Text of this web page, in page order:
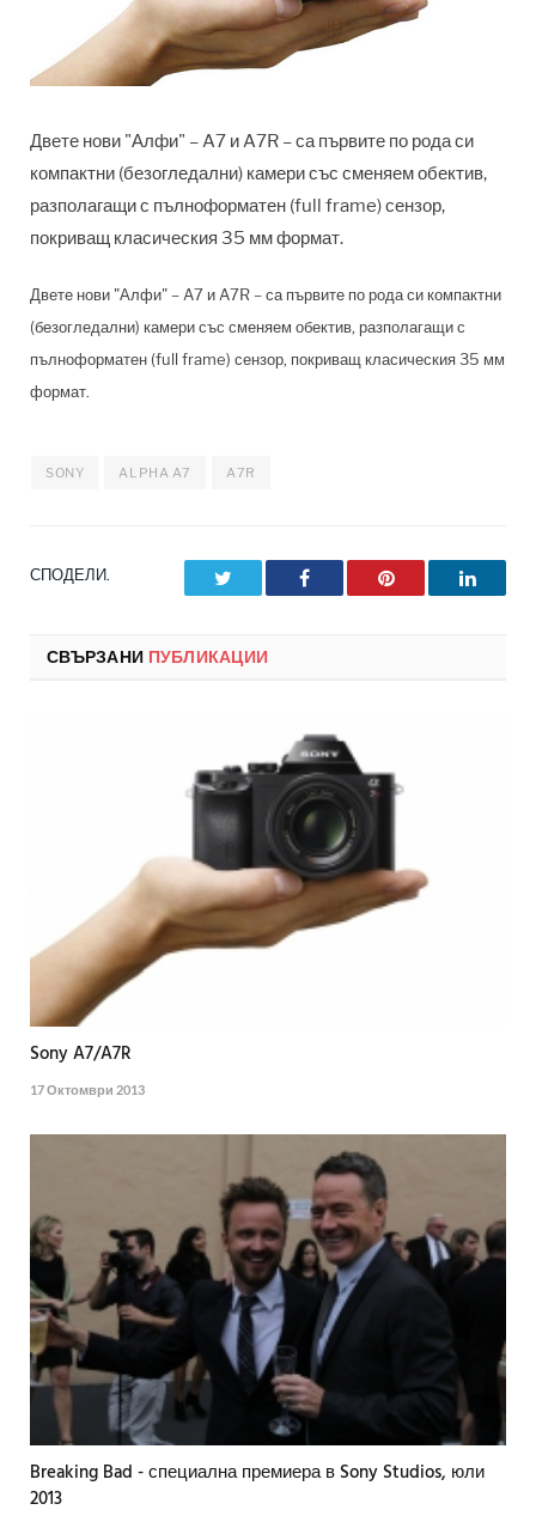
Двете нови "Алфи" – A7 и A7R – са първите по рода си
компактни (безогледални) камери със сменяем обектив,
разполагащи с пълноформатен (full frame) сензор,
покриващ класическия 35 мм формат.
Двете нови "Алфи" – A7 и A7R–са първите по рода си компактни
(безогледални) камери със сменяем обектив, разполагащи с
пълноформатен (full frame) сензор, покриващ класическия 35 мм
формат.
SONY ALPHA A7 A7R
СПОДЕЛИ. Facebook Pinterest
СВЪРЗАНИ ПУБЛИКАЦИИ
Sony A7/A7R
17 Октомври 2013
Breaking Bad - специална премиера в Sony Studios, юли
2013